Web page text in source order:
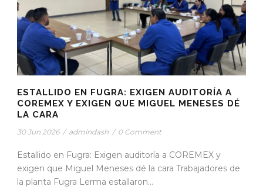
ESTALLIDO EN FUGRA: EXIGEN AUDITORÍA A
COREMEX Y EXIGEN QUE MIGUEL MENESES DÉ
LA CARA
30 Jun 2026 / admindash / 0 Comment
Estallido en Fugra: Exigen auditoría a COREMEX y
exigen que Miguel Meneses dé la cara Trabajadores de
la planta Fugra Lerma estallaron...